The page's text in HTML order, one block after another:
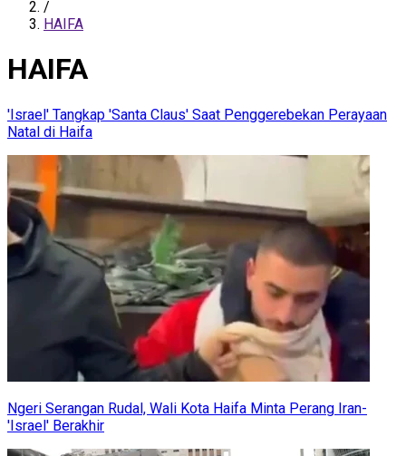
/
HAIFA
HAIFA
'Israel' Tangkap 'Santa Claus' Saat Penggerebekan Perayaan
Natal di Haifa
Ngeri Serangan Rudal, Wali Kota Haifa Minta Perang Iran-
'Israel' Berakhir